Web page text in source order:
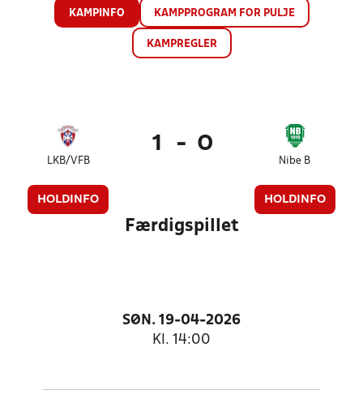
KAMPINFO KAMPPROGRAM FOR PULJE
KAMPREGLER
LKB/VFB
HOLDINFO
1 - 0
Nibe B
HOLDINFO
Færdigspillet
SØN. 19-04-2026
Kl. 14:00